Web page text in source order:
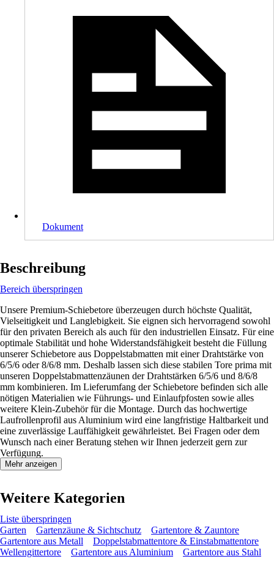
Dokument
Beschreibung
Bereich überspringen
Unsere Premium-Schiebetore überzeugen durch höchste Qualität,
Vielseitigkeit und Langlebigkeit. Sie eignen sich hervorragend sowohl
für den privaten Bereich als auch für den industriellen Einsatz. Für eine
optimale Stabilität und hohe Widerstandsfähigkeit besteht die Füllung
unserer Schiebetore aus Doppelstabmatten mit einer Drahtstärke von
6/5/6 oder 8/6/8 mm. Deshalb lassen sich diese stabilen Tore prima mit
unseren Doppelstabmattenzäunen der Drahtstärken 6/5/6 und 8/6/8
mm kombinieren. Im Lieferumfang der Schiebetore befinden sich alle
nötigen Materialien wie Führungs- und Einlaufpfosten sowie alles
weitere Klein-Zubehör für die Montage. Durch das hochwertige
Laufrollenprofil aus Aluminium wird eine langfristige Haltbarkeit und
eine zuverlässige Lauffähigkeit gewährleistet. Bei Fragen oder dem
Wunsch nach einer Beratung stehen wir Ihnen jederzeit gern zur
Verfügung.
Mehr anzeigen
Weitere Kategorien
Liste überspringen
Garten
Gartenzäune & Sichtschutz
Gartentore & Zauntore
Gartentore aus Metall
Doppelstabmattentore & Einstabmattentore
Wellengittertore
Gartentore aus Aluminium Gartentore aus Stahl